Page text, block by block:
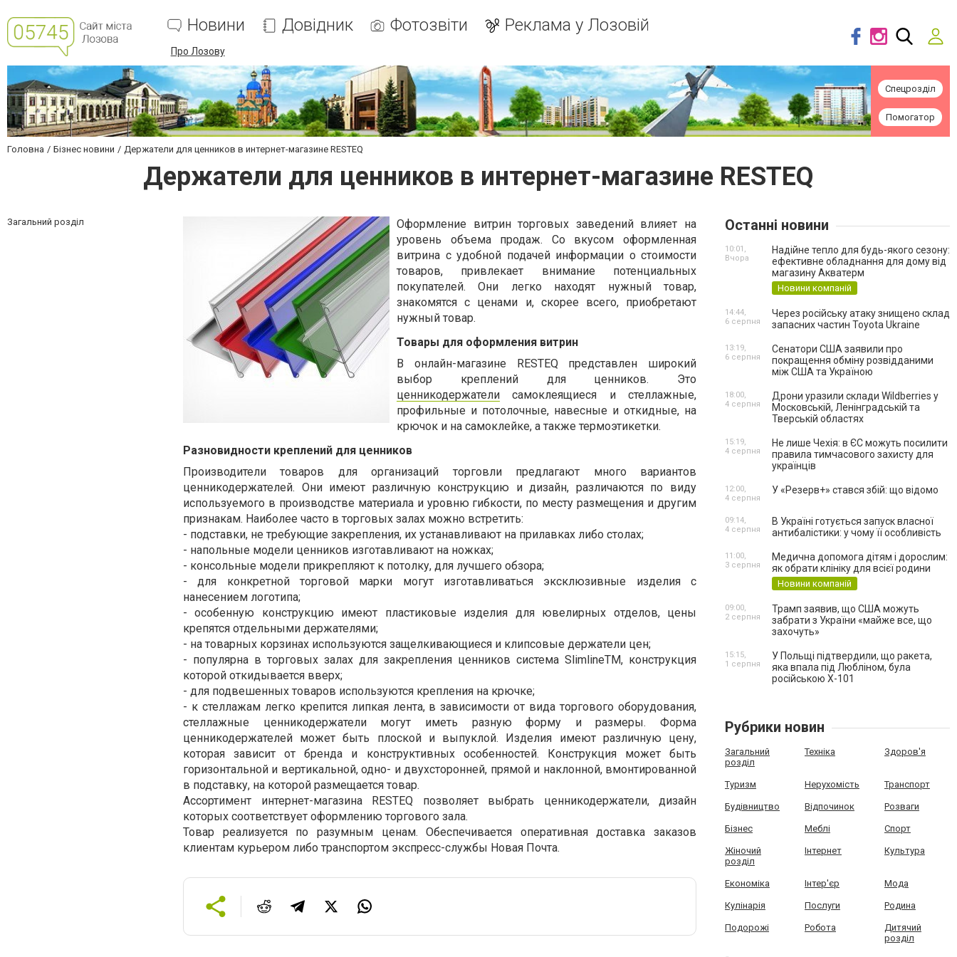
Новини Довідник Фотозвіти Реклама у Лозовій
Про Лозову
Спецрозділ
Помогатор
Головна Бізнес новини Держатели для ценников в интернет-магазине RESTEQ
Держатели для ценников в интернет-магазине RESTEQ
Загальний розділ
Оформление витрин торговых заведений влияет на
уровень объема продаж. Со вкусом оформленная
витрина с удобной подачей информации о стоимости
товаров, привлекает внимание потенциальных
покупателей. Они легко находят нужный товар,
знакомятся с ценами и, скорее всего, приобретают
нужный товар.
Товары для оформления витрин
В онлайн-магазине
RESTEQ представлен широкий
выбор креплений для ценников. Это
ценникодержатели самоклеящиеся и стеллажные,
профильные и потолочные, навесные и откидные, на
крючок и на самоклейке, а также термоэтикетки.
Разновидности креплений для ценников
Производители товаров для организаций торговли предлагают много вариантов
ценникодержателей. Они имеют различную конструкцию и дизайн, различаются по виду
используемого в производстве материала и уровню гибкости, по месту размещения и другим
признакам. Наиболее часто в торговых залах можно встретить:
- подставки, не требующие закрепления, их устанавливают на прилавках либо столах;
- напольные модели ценников изготавливают на ножках;
- консольные модели прикрепляют к потолку, для лучшего обзора;
- для конкретной торговой марки могут изготавливаться эксклюзивные изделия с
нанесением логотипа;
- особенную конструкцию имеют пластиковые изделия для ювелирных отделов, цены
крепятся отдельными держателями;
- на товарных корзинах используются защелкивающиеся и клипсовые держатели цен;
- популярна в торговых залах для закрепления ценников система SlimlineTM, конструкция
которой откидывается вверх;
- для подвешенных товаров используются крепления на крючке;
- к стеллажам легко крепится липкая лента, в зависимости от вида торгового оборудования,
стеллажные ценникодержатели могут иметь разную форму и размеры. Форма
ценникодержателей может быть плоской и выпуклой. Изделия имеют различную цену,
которая зависит от бренда и конструктивных особенностей. Конструкция может быть
горизонтальной и вертикальной, одно- и двухсторонней, прямой и наклонной, вмонтированной
в подставку, на которой размещается товар.
Ассортимент интернет-магазина RESTEQ позволяет выбрать ценникодержатели, дизайн
которых соответствует оформлению торгового зала.
Товар реализуется по разумным ценам. Обеспечивается оперативная доставка заказов
клиентам курьером либо транспортом экспресс-службы Новая Почта.
Останні новини
Надійне тепло для будь-якого сезону:
ефективне обладнання для дому від
магазину Акватерм
Новини компаній
10:01,
Вчора
Через російську атаку знищено склад
запасних частин Toyota Ukraine
14:44,
6 серпня
Сенатори США заявили про
покращення обміну розвідданими
між США та Україною
13:19,
6 серпня
Дрони уразили склади Wildberries у
Московській, Ленінградській та
Тверській областях
18:00,
4 серпня
Не лише Чехія: в ЄС можуть посилити
правила тимчасового захисту для
українців
15:19,
4 серпня
У «Резерв+» стався збій: що відомо
12:00,
4 серпня
В Україні готується запуск власної
антибалістики: у чому її особливість
09:14,
4 серпня
Медична допомога дітям і дорослим:
як обрати клініку для всієї родини
Новини компаній
11:00,
3 серпня
Трамп заявив, що США можуть
забрати з України «майже все, що
захочуть»
09:00,
2 серпня
У Польщі підтвердили, що ракета,
яка впала під Любліном, була
російською Х-101
15:15,
1 серпня
Рубрики новин
Загальний
розділ
Техніка Здоров'я
Туризм Нерухомість Транспорт
Будівництво Відпочинок Розваги
Бізнес Меблі Спорт
Жіночий
розділ
Інтернет Культура
Економіка Інтер'єр Мода
Кулінарія Послуги Родина
Подорожі Робота
Дитячий
розділ